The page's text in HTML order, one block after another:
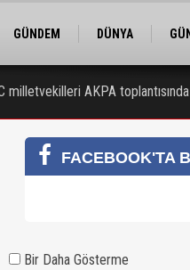
GÜNDEM DÜNYA
milletvekilleri AKPA toplantısında
Kongresi için
FACEBOOK'TA
Bir Daha Gösterme